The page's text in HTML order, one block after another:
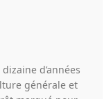
d’années
générale et